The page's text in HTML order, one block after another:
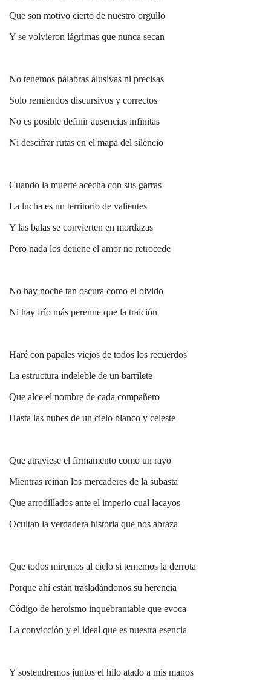
Que son motivo cierto de nuestro orgullo
Y se volvieron lágrimas que nunca secan
No tenemos palabras alusivas ni precisas
Solo remiendos discursivos y correctos
No es posible definir ausencias infinitas
Ni descifrar rutas en el mapa del silencio
Cuando la muerte acecha con sus garras
La lucha es un territorio de valientes
Y las balas se convierten en mordazas
Pero nada los detiene el amor no retrocede
No hay noche tan oscura como el olvido
Ni hay frío más perenne que la traición
Haré con papales viejos de todos los recuerdos
La estructura indeleble de un barrilete
Que alce el nombre de cada compañero
Hasta las nubes de un cielo blanco y celeste
Que atraviese el firmamento como un rayo
Mientras reinan los mercaderes de la subasta
Que arrodillados ante el imperio cual lacayos
Ocultan la verdadera historia que nos abraza
Que todos miremos al cielo si tememos la derrota
Porque ahí están trasladándonos su herencia
Código de heroísmo inquebrantable que evoca
La convicción y el ideal que es nuestra esencia
Y sostendremos juntos el hilo atado a mis manos